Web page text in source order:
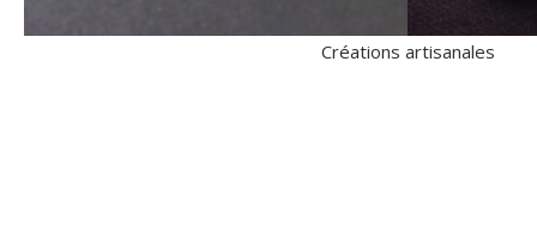
Créations artisanales